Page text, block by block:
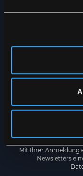
Mit Ihrer Anmeldung
Newsletters